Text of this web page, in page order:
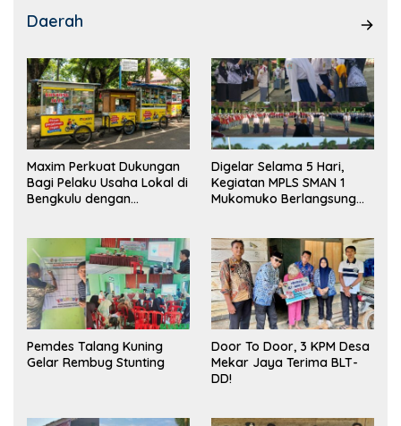
Daerah
Maxim Perkuat Dukungan
Bagi Pelaku Usaha Lokal di
Bengkulu dengan
Pasar
Digelar Selama 5 Hari,
Kegiatan MPLS SMAN 1
Mukomuko Berlangsung
Pemdes Talang Kuning
Gelar Rembug Stunting
Door To Door, 3 KPM Desa
Mekar Jaya Terima BLT-
DD!